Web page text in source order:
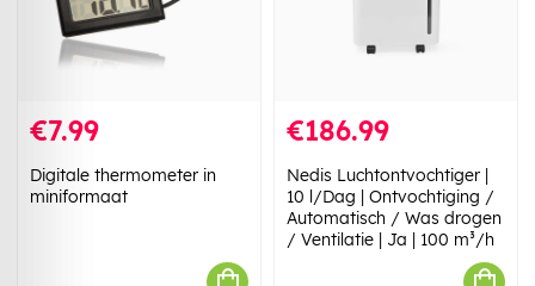
€7.99
Digitale thermometer in
miniformaat
€186.99
Nedis Luchtontvochtiger |
10 l/Dag | Ontvochtiging /
Automatisch / Was drogen
/ Ventilatie | Ja | 100 m³/h